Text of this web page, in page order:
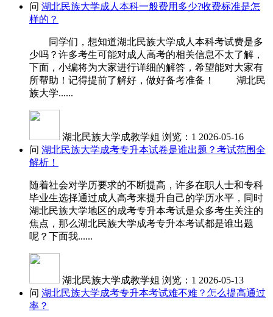
问 湖北民族大学成人本科一般费用多少?收费标准是怎
样的？
同学们，想知道湖北民族大学成人本科考试费是多
少吗？许多考生可能对成人高考的相关信息不太了解，
下面，小编将为大家进行详细的解答，希望能对大家有
所帮助！记得提前了解好，做好备考准备！ 湖北民
族大学......
湖北民族大学成教学姐 浏览：1 2026-05-16
问 湖北民族大学成考专升本试卷是谁出题？考试范围全
解析！
随着社会对学历要求的不断提高，许多在职人士和专科
毕业生选择通过成人高考来提升自己的学历水平，同时
湖北民族大学地区的成考专升本考试是众多考生关注的
焦点，那么湖北民族大学成考专升本考试都是谁出题
呢？下面我......
湖北民族大学成教学姐 浏览：1 2026-05-13
问 湖北民族大学成考专升本考试难不难？怎么提高通过
率？